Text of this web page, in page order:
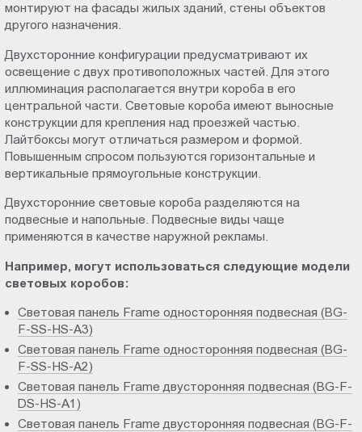
монтируют на фасады жилых зданий, стены объектов
другого назначения.
Двухсторонние конфигурации предусматривают их
освещение с двух противоположных частей. Для этого
иллюминация располагается внутри короба в его
центральной части. Световые короба имеют выносные
конструкции для крепления над проезжей частью.
Лайтбоксы могут отличаться размером и формой.
Повышенным спросом пользуются горизонтальные и
вертикальные прямоугольные конструкции.
Двухсторонние световые короба разделяются на
подвесные и напольные. Подвесные виды чаще
применяются в качестве наружной рекламы.
Например, могут использоваться следующие модели
световых коробов:
Световая панель Frame односторонняя подвесная (BG-
F-SS-HS-A3)
Световая панель Frame односторонняя подвесная (BG-
F-SS-HS-A2)
Световая панель Frame двусторонняя подвесная (BG-F-
DS-HS-A1)
Световая панель Frame двусторонняя подвесная (BG-F-